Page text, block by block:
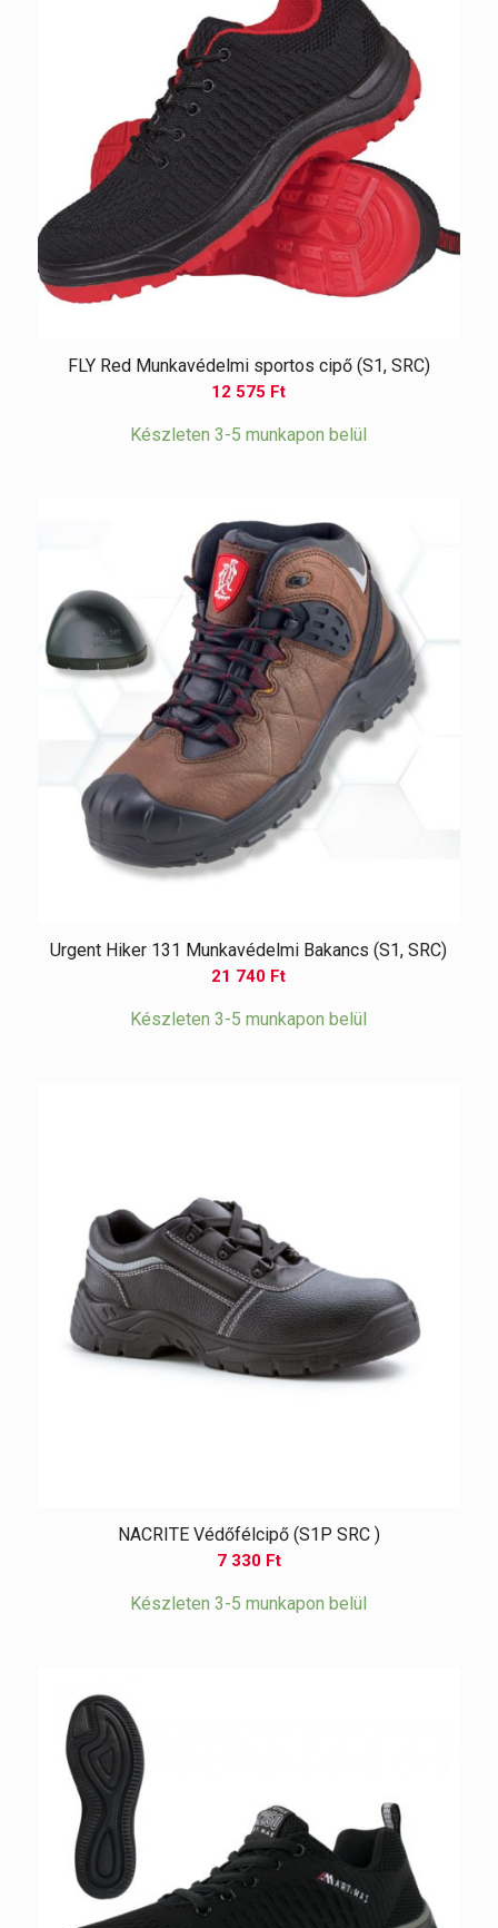
FLY Red Munkavédelmi sportos cipő (S1, SRC)
12 575 Ft
Készleten 3-5 munkapon belül
Urgent Hiker 131 Munkavédelmi Bakancs (S1, SRC)
21 740 Ft
Készleten 3-5 munkapon belül
NACRITE Védőfélcipő (S1P SRC )
7 330 Ft
Készleten 3-5 munkapon belül